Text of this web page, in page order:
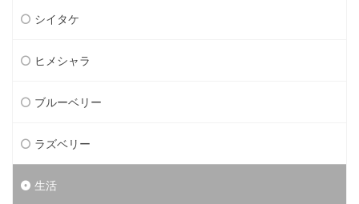
シイタケ
ヒメシャラ
ブルーベリー
ラズベリー
生活